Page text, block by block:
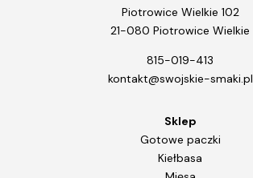
Piotrowice Wielkie 102
21-080 Piotrowice Wielkie
815-019-413
kontakt@swojskie-smaki.pl
Sklep
Gotowe paczki
Kiełbasa